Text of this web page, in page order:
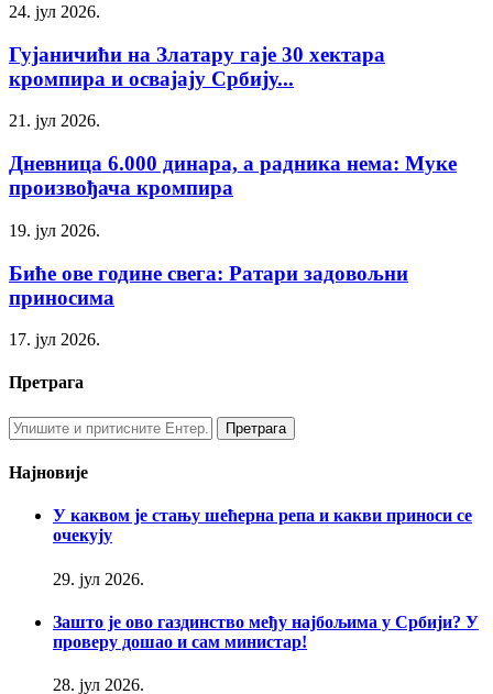
24. јул 2026.
Гујаничићи на Златару гаје 30 хектара
кромпира и освајају Србију...
21. јул 2026.
Дневница 6.000 динара, а радника нема: Муке
произвођача кромпира
19. јул 2026.
Биће ове године свега: Ратари задовољни
приносима
17. јул 2026.
Претрага
Најновије
У каквом је стању шећерна репа и какви приноси се
очекују
29. јул 2026.
Зашто је ово газдинство међу најбољима у Србији? У
проверу дошао и сам министар!
28. јул 2026.